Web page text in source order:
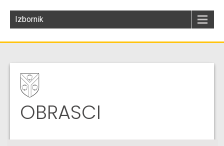
Izbornik
OBRASCI